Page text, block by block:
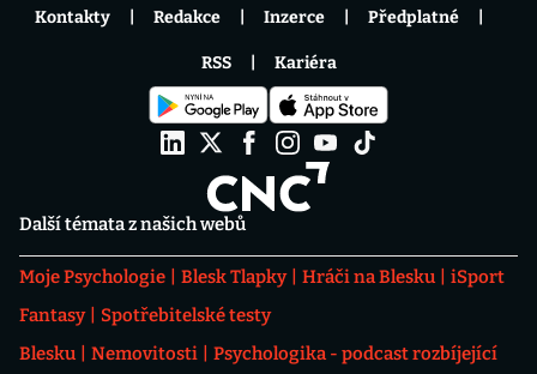
Další témata z našich webů
Moje Psychologie Blesk Tlapky Hráči na Blesku
iSport
Fantasy
Spotřebitelské testy
Blesku
Nemovitosti
Psychologika - podcast rozbíjející
Kontakty Redakce Inzerce Předplatné
RSS Kariéra